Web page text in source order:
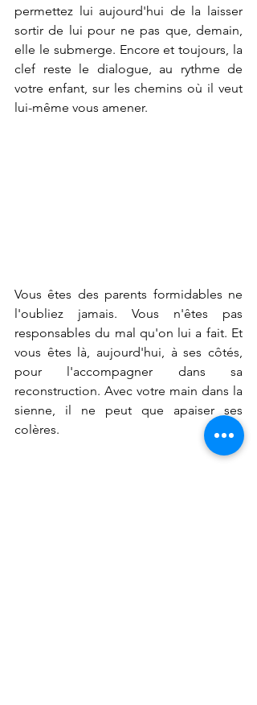
permettez lui aujourd'hui de la laisser
sortir de lui pour ne pas que, demain,
elle le submerge. Encore et toujours, la
clef reste le dialogue, au rythme de
votre enfant, sur les chemins où il veut
lui-même vous amener.
Vous êtes des parents formidables ne
l'oubliez jamais. Vous n'êtes pas
responsables du mal qu'on lui a fait. Et
vous êtes là, aujourd'hui, à ses côtés,
pour l'accompagner dans sa
reconstruction. Avec votre main dans la
sienne, il ne peut que apaiser ses
colères.